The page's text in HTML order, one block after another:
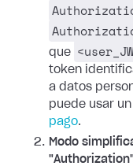
que
token
a datos
puede usar un
pago.
Modo